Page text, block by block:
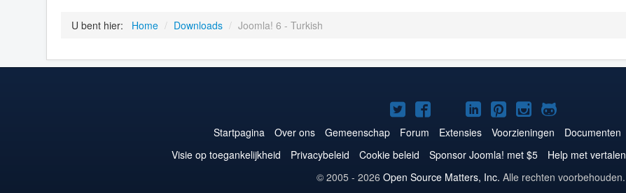
U bent hier: Home / Downloads / Joomla! 6 - Turkish
Joomla!
op
Twitter
Joomla!
op
Facebook
Joomla!
op
YouTube
Joomla!
op
LinkedIn
Joomla!
op
Pinterest
Joomla!
op
Instagram
Joomla!
op
GitHub
Startpagina Over ons Gemeenschap Forum Extensies Voorzieningen Documenten
Visie op toegankelijkheid
Privacybeleid Cookie beleid Sponsor Joomla! met $5 Help met vertalen
© 2005 - 2026 Open Source Matters, Inc. Alle rechten voorbehouden.